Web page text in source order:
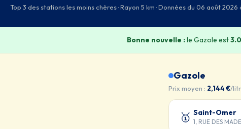
Top 3 des stations les moins chères · Rayon 5 km · Données du 06 août 2026
Bonne nouvelle :le Gazole est
Gazole
Prix moyen : 2,144 €/
🥇 Saint-Omer
1, RUE DES